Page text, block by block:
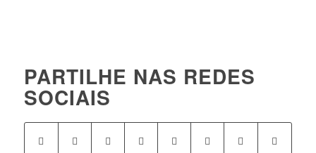
PARTILHE NAS REDES
SOCIAIS